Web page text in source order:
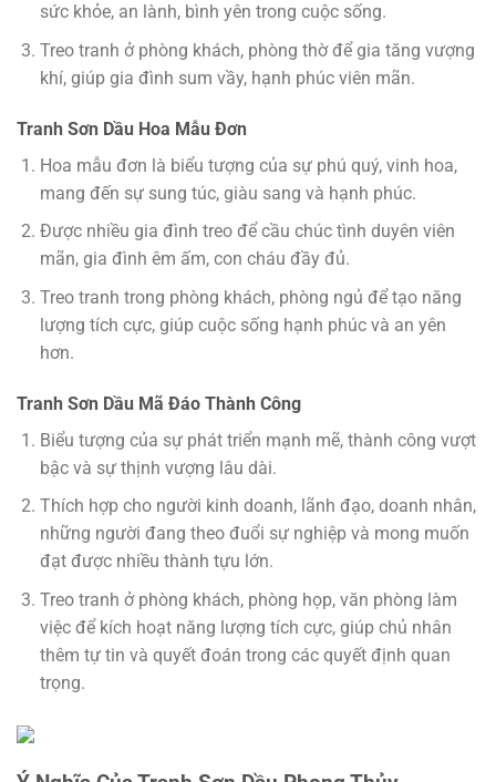
sức khỏe, an lành, bình yên trong cuộc sống.
Treo tranh ở phòng khách, phòng thờ để gia tăng vượng
khí, giúp gia đình sum vầy, hạnh phúc viên mãn.
Tranh Sơn Dầu Hoa Mẫu Đơn
Hoa mẫu đơn là biểu tượng của sự phú quý, vinh hoa,
mang đến sự sung túc, giàu sang và hạnh phúc.
Được nhiều gia đình treo để cầu chúc tình duyên viên
mãn, gia đình êm ấm, con cháu đầy đủ.
Treo tranh trong phòng khách, phòng ngủ để tạo năng
lượng tích cực, giúp cuộc sống hạnh phúc và an yên
hơn.
Tranh Sơn Dầu Mã Đáo Thành Công
Biểu tượng của sự phát triển mạnh mẽ, thành công vượt
bậc và sự thịnh vượng lâu dài.
Thích hợp cho người kinh doanh, lãnh đạo, doanh nhân,
những người đang theo đuổi sự nghiệp và mong muốn
đạt được nhiều thành tựu lớn.
Treo tranh ở phòng khách, phòng họp, văn phòng làm
việc để kích hoạt năng lượng tích cực, giúp chủ nhân
thêm tự tin và quyết đoán trong các quyết định quan
trọng.